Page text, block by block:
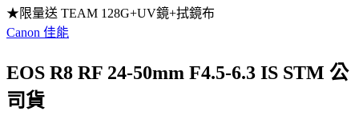
★限量送 TEAM 128G+UV鏡+拭鏡布
Canon 佳能
EOS R8 RF 24-50mm F4.5-6.3 IS STM 公
司貨